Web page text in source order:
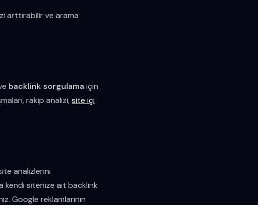
arttırabilir ve arama
backlink sorgulama için
rakip analizi,site içi
analizlerini
kendi sitenize ait backlink
Google reklamlarının